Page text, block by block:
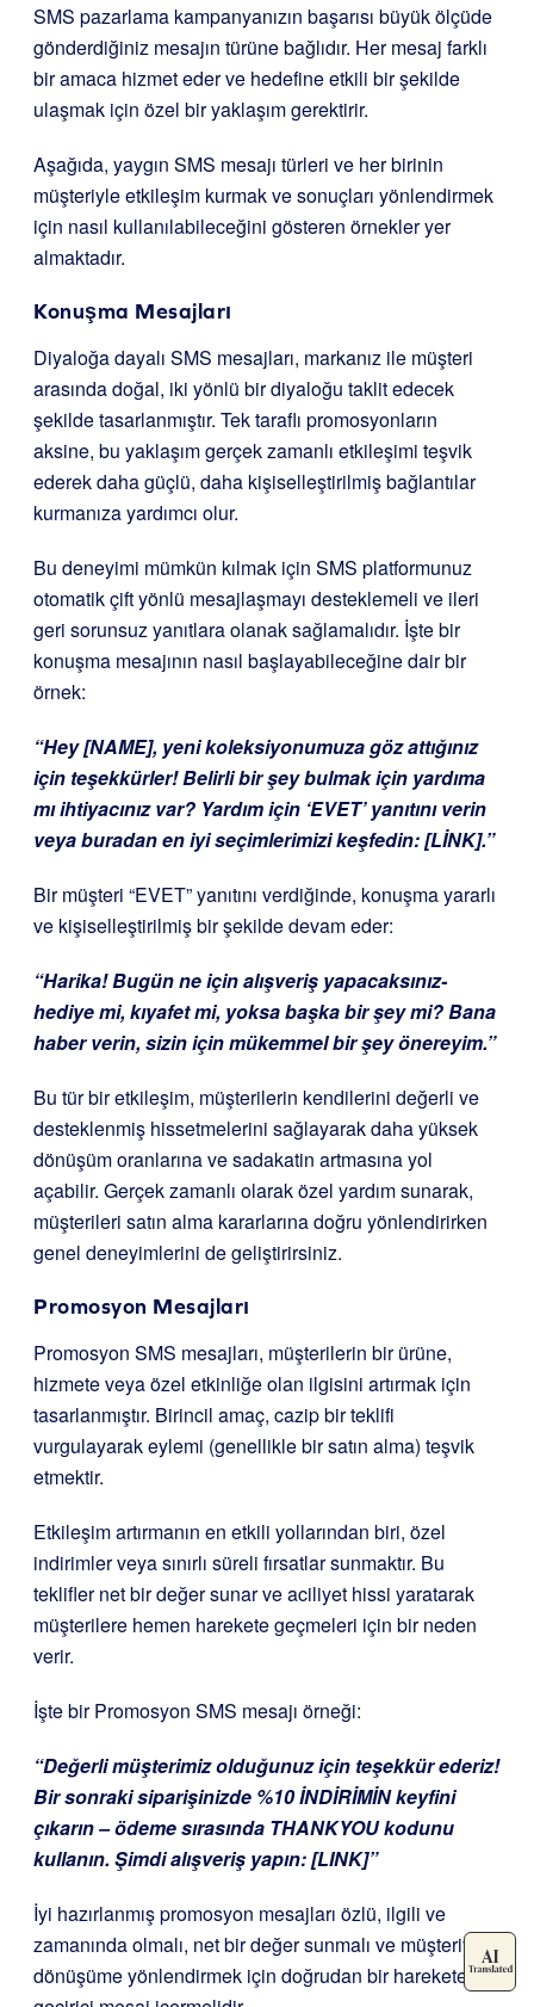
SMS pazarlama kampanyanızın başarısı büyük ölçüde
gönderdiğiniz mesajın türüne bağlıdır. Her mesaj farklı
bir amaca hizmet eder ve hedefine etkili bir şekilde
ulaşmak için özel bir yaklaşım gerektirir.
Aşağıda, yaygın SMS mesajı türleri ve her birinin
müşteriyle etkileşim kurmak ve sonuçları yönlendirmek
için nasıl kullanılabileceğini gösteren örnekler yer
almaktadır.
Konuşma Mesajları
Diyaloğa dayalı SMS mesajları, markanız ile müşteri
arasında doğal, iki yönlü bir diyaloğu taklit edecek
şekilde tasarlanmıştır. Tek taraflı promosyonların
aksine, bu yaklaşım gerçek zamanlı etkileşimi teşvik
ederek daha güçlü, daha kişiselleştirilmiş bağlantılar
kurmanıza yardımcı olur.
Bu deneyimi mümkün kılmak için SMS platformunuz
otomatik çift yönlü mesajlaşmayı desteklemeli ve ileri
geri sorunsuz yanıtlara olanak sağlamalıdır. İşte bir
konuşma mesajının nasıl başlayabileceğine dair bir
örnek:
“Hey [NAME], yeni koleksiyonumuza göz attığınız
için teşekkürler! Belirli bir şey bulmak için yardıma
mı ihtiyacınız var? Yardım için ‘EVET’ yanıtını verin
veya buradan en iyi seçimlerimizi keşfedin: [LİNK].”
Bir müşteri “EVET” yanıtını verdiğinde, konuşma yararlı
ve kişiselleştirilmiş bir şekilde devam eder:
“Harika! Bugün ne için alışveriş yapacaksınız-
hediye mi, kıyafet mi, yoksa başka bir şey mi? Bana
haber verin, sizin için mükemmel bir şey önereyim.”
Bu tür bir etkileşim, müşterilerin kendilerini değerli ve
desteklenmiş hissetmelerini sağlayarak daha yüksek
dönüşüm oranlarına ve sadakatin artmasına yol
açabilir. Gerçek zamanlı olarak özel yardım sunarak,
müşterileri satın alma kararlarına doğru yönlendirirken
genel deneyimlerini de geliştirirsiniz.
Promosyon Mesajları
Promosyon SMS mesajları, müşterilerin bir ürüne,
hizmete veya özel etkinliğe olan ilgisini artırmak için
tasarlanmıştır. Birincil amaç, cazip bir teklifi
vurgulayarak eylemi (genellikle bir satın alma) teşvik
etmektir.
Etkileşim artırmanın en etkili yollarından biri, özel
indirimler veya sınırlı süreli fırsatlar sunmaktır. Bu
teklifler net bir değer sunar ve aciliyet hissi yaratarak
müşterilere hemen harekete geçmeleri için bir neden
verir.
İşte bir Promosyon SMS mesajı örneği:
“Değerli müşterimiz olduğunuz için teşekkür ederiz!
Bir sonraki siparişinizde %10 İNDİRİMİN keyfini
çıkarın – ödeme sırasında THANKYOU kodunu
kullanın. Şimdi alışveriş yapın: [LINK]”
İyi hazırlanmış promosyon mesajları özlü, ilgili ve
zamanında olmalı, net bir değer sunmalı ve müşteriyi
dönüşüme yönlendirmek için doğrudan bir harekete